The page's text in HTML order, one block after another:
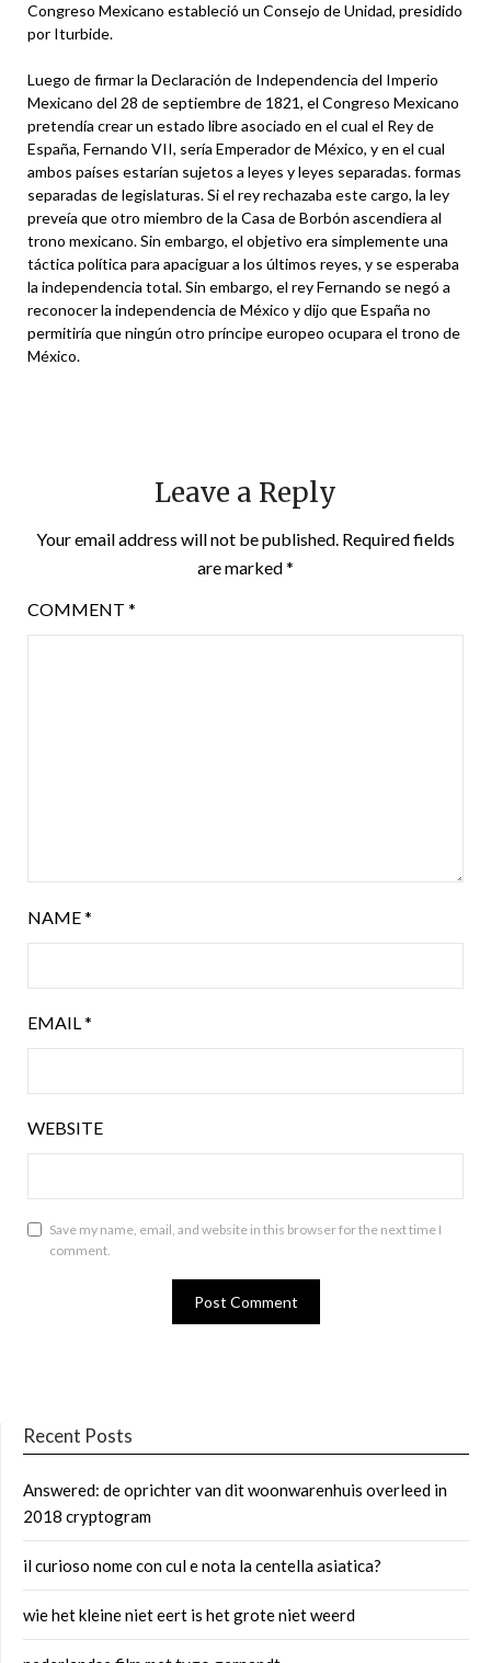
Congreso Mexicano estableció un Consejo de Unidad, presidido
por Iturbide.
Luego de firmar la Declaración de Independencia del Imperio
Mexicano del 28 de septiembre de 1821, el Congreso Mexicano
pretendía crear un estado libre asociado en el cual el Rey de
España, Fernando VII, sería Emperador de México, y en el cual
ambos países estarían sujetos a leyes y leyes separadas. formas
separadas de legislaturas. Si el rey rechazaba este cargo, la ley
preveía que otro miembro de la Casa de Borbón ascendiera al
trono mexicano. Sin embargo, el objetivo era simplemente una
táctica política para apaciguar a los últimos reyes, y se esperaba
la independencia total. Sin embargo, el rey Fernando se negó a
reconocer la independencia de México y dijo que España no
permitiría que ningún otro príncipe europeo ocupara el trono de
México.
Leave a Reply
Your email address will not be published. Required fields
are marked*
COMMENT *
NAME*
EMAIL*
WEBSITE
Save my name, email, and website in this browser for the next time I
comment.
Recent Posts
Answered: de oprichter van dit woonwarenhuis overleed in
2018 cryptogram
il curioso nome con cul e nota la centella asiatica?
wie het kleine niet eert is het grote niet weerd